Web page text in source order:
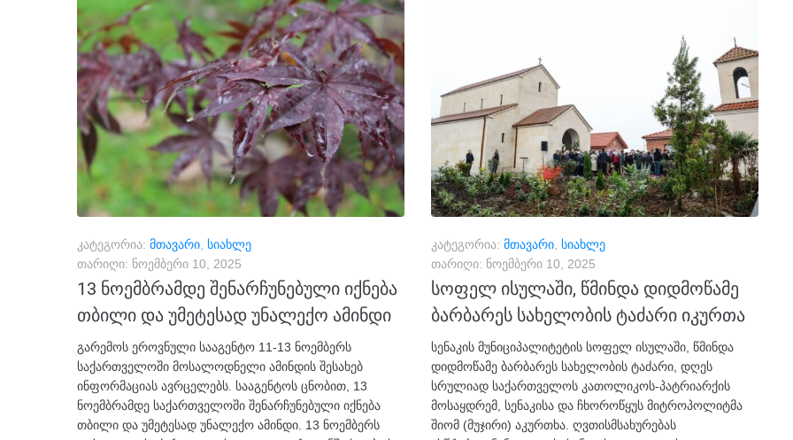
კატეგორია: მთავარი სიახლე
თარიღი: ნოემბერი 10, 2025
13 ნოემბრამდე შენარჩუნებული იქნება
თბილი და უმეტესად უნალექო ამინდი
გარემოს ეროვნული სააგენტო 11-13 ნოემბერს
საქართველოში მოსალოდნელი ამინდის შესახებ
ინფორმაციას ავრცელებს. სააგენტოს ცნობით, 13
ნოემბრამდე საქართველოში შენარჩუნებული იქნება
თბილი და უმეტესად უნალექო ამინდი. 13 ნოემბერს
კატეგორია: მთავარი სიახლე
თარიღი: ნოემბერი 10, 2025
სოფელ ისულაში, წმინდა დიდმოწამე
ბარბარეს სახელობის ტაძარი იკურთა
სენაკის მუნიციპალიტეტის სოფელ ისულაში, წმინდა
დიდმოწამე ბარბარეს სახელობის ტაძარი, დღეს
სრულიად საქართველოს კათოლიკოს-პატრიარქის
მოსაყდრემ, სენაკისა და ჩხოროწყუს მიტროპოლიტმა
შიომ (მუჯირი) აკურთხა. ღვთისმსახურებას